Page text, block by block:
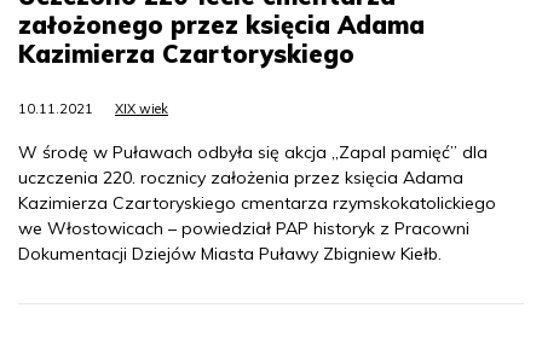
założonego przez księcia Adama
Kazimierza Czartoryskiego
10.11.2021 XIX wiek
W środę w Puławach odbyła się akcja „Zapal pamięć” dla
uczczenia 220. rocznicy założenia przez księcia Adama
Kazimierza Czartoryskiego cmentarza rzymskokatolickiego
we Włostowicach – powiedział PAP historyk z Pracowni
Dokumentacji Dziejów Miasta Puławy Zbigniew Kiełb.